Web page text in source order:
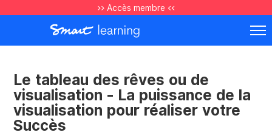
>> Accès membre <<
Le tableau des rêves ou de
visualisation - La puissance de la
visualisation pour réaliser votre
Succès